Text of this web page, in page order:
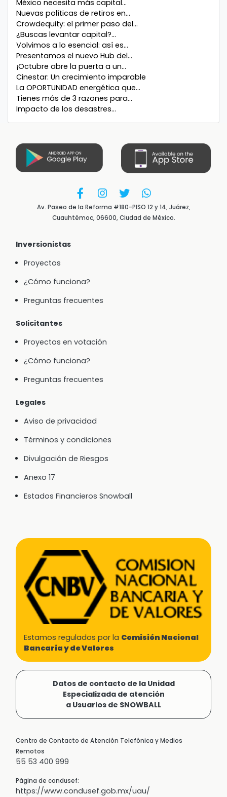
México necesita más capital...
Nuevas políticas de retiros en...
Crowdequity: el primer paso del...
¿Buscas levantar capital?...
Volvimos a lo esencial: así es...
Presentamos el nuevo Hub del...
¡Octubre abre la puerta a un...
Cinestar: Un crecimiento imparable
La OPORTUNIDAD energética que...
Tienes más de 3 razones para...
Impacto de los desastres...
Av. Paseo de la Reforma #180-PISO 12 y 14, Juárez,
Cuauhtémoc, 06600, Ciudad de México.
Inversionistas
Proyectos
¿Cómo funciona?
Preguntas frecuentes
Solicitantes
Proyectos en votación
¿Cómo funciona?
Preguntas frecuentes
Legales
Aviso de privacidad
Términos y condiciones
Divulgación de Riesgos
Anexo 17
Estados Financieros Snowball
Estamos regulados por la Comisión Nacional
Bancaria y de Valores
Datos de contacto de la Unidad
Especializada de atención
a Usuarios de SNOWBALL
Centro de Contacto de Atención Telefónica y Medios
Remotos
55 53 400 999
Página de condusef:
https://www.condusef.gob.mx/uau/